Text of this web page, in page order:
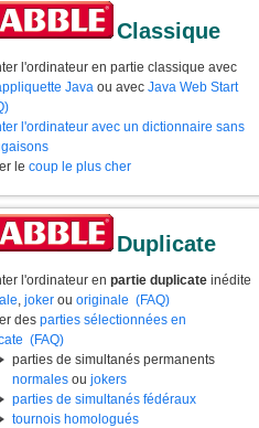
Classique
l'ordinateur en partie classique avec
Java ou avec Java Web Start
l'ordinateur avec un dictionnaire sans
le coup le plus cher
Duplicate
l'ordinateur en partie duplicate inédite
, joker ou originale (FAQ)
des parties sélectionnées en
(FAQ)
parties de simultanés permanents
normales ou jokers
parties de simultanés fédéraux
tournois homologués